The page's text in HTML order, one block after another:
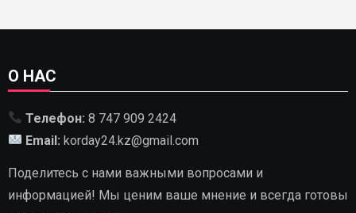
О НАС
Телефон: 8 747 909 2424
Email: korday24.kz@gmail.com
Поделитесь с нами важными вопросами и
информацией! Мы ценим ваше мнение и всегда готовы